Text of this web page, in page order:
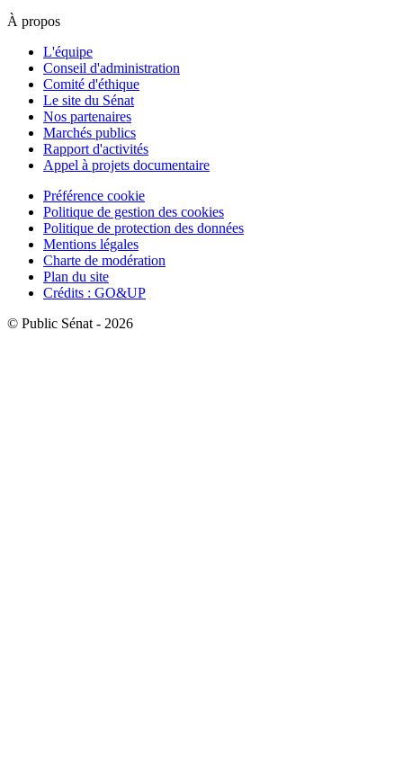
À propos
L'équipe
Conseil d'administration
Comité d'éthique
Le site du Sénat
Nos partenaires
Marchés publics
Rapport d'activités
Appel à projets documentaire
Préférence cookie
Politique de gestion des cookies
Politique de protection des données
Mentions légales
Charte de modération
Plan du site
Crédits : GO&UP
© Public Sénat - 2026